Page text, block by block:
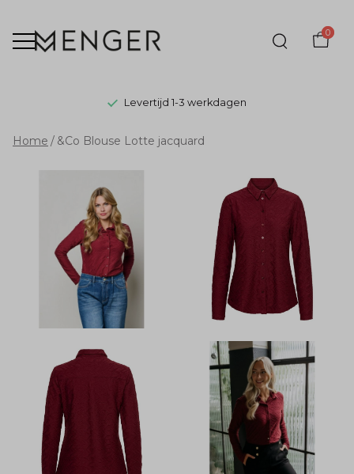
0
Levertijd 1-3 werkdagen
&Co
Blouse
Lotte
jacquard
Menger
Mode
Home &Co Blouse Lotte jacquard